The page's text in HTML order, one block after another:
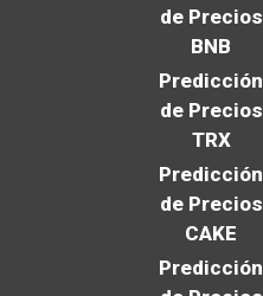
de Precios
BNB
Predicción
de Precios
TRX
Predicción
de Precios
CAKE
Predicción